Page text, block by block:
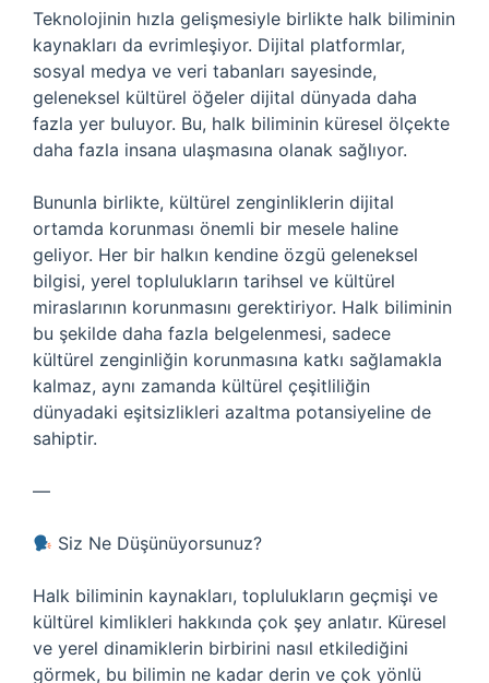
Teknolojinin hızla gelişmesiyle birlikte halk biliminin
kaynakları da evrimleşiyor. Dijital platformlar,
sosyal medya ve veri tabanları sayesinde,
geleneksel kültürel öğeler dijital dünyada daha
fazla yer buluyor. Bu, halk biliminin küresel ölçekte
daha fazla insana ulaşmasına olanak sağlıyor.
Bununla birlikte, kültürel zenginliklerin dijital
ortamda korunması önemli bir mesele haline
geliyor. Her bir halkın kendine özgü geleneksel
bilgisi, yerel toplulukların tarihsel ve kültürel
miraslarının korunmasını gerektiriyor. Halk biliminin
bu şekilde daha fazla belgelenmesi, sadece
kültürel zenginliğin korunmasına katkı sağlamakla
kalmaz, aynı zamanda kültürel çeşitliliğin
dünyadaki eşitsizlikleri azaltma potansiyeline de
sahiptir.
—
Siz Ne Düşünüyorsunuz?
Halk biliminin kaynakları, toplulukların geçmişi ve
kültürel kimlikleri hakkında çok şey anlatır. Küresel
ve yerel dinamiklerin birbirini nasıl etkilediğini
görmek, bu bilimin ne kadar derin ve çok yönlü